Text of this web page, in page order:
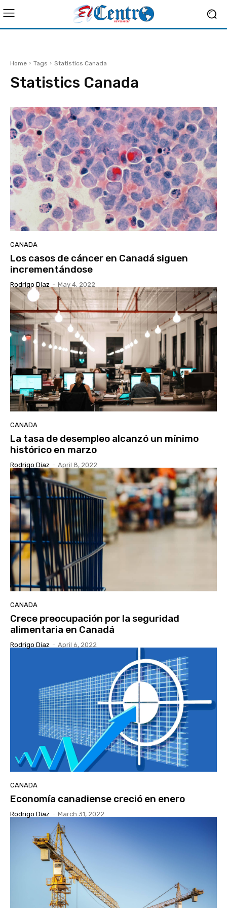
Home Tags Statistics Canada
Statistics Canada
CANADA
Los casos de cáncer en Canadá siguen
incrementándose
Rodrigo Díaz - May 4, 2022
CANADA
La tasa de desempleo alcanzó un mínimo
histórico en marzo
Rodrigo Díaz - April 8, 2022
CANADA
Crece preocupación por la seguridad
alimentaria en Canadá
Rodrigo Díaz - April 6, 2022
CANADA
Economía canadiense creció en enero
Rodrigo Díaz - March 31, 2022